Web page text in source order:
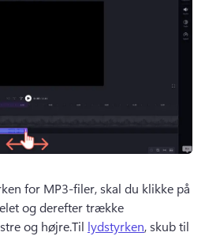
for MP3-filer, skal du klikke på
og derefter trække
og højre.Til lydstyrken, skub til